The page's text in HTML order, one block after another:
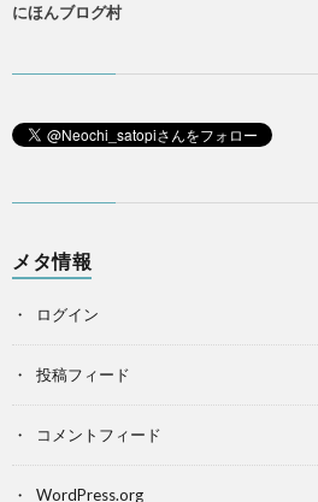
にほんブログ村
メタ情報
ログイン
投稿フィード
コメントフィード
WordPress.org